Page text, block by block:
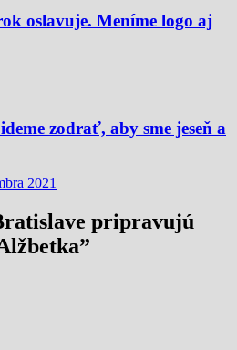
oslavuje. Meníme logo aj
zodrať, aby sme jeseň a
2021
pripravujú
”